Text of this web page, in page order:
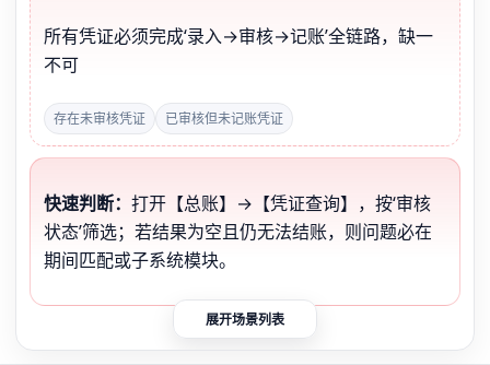
所有凭证必须完成‘录入→审核→记账’全链路，缺一
不可
存在未审核凭证 已审核但未记账凭证
快速判断： 打开【总账】→【凭证查询】，按‘审核
状态’筛选；若结果为空且仍无法结账，则问题必在
期间匹配或子系统模块。
展开场景列表